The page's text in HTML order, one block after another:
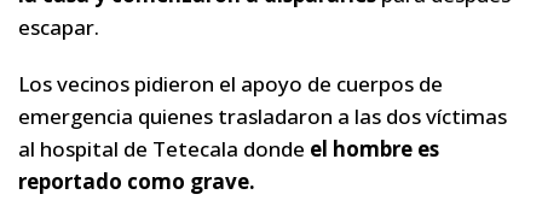
escapar.
Los vecinos pidieron el apoyo de cuerpos de
emergencia quienes trasladaron a las dos víctimas
al hospital de Tetecala donde el hombre es
reportado como grave.